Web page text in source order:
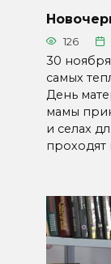
126
30
самых
День
мамы
и селах
проходят